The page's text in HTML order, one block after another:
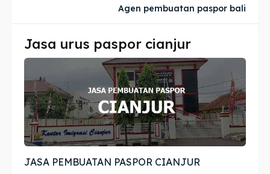
Imta
Legalisir
Apostille
Penerjemah
Asuransi
Imta
Legalisir
Apostille
Penerjemah
Asuransi
Agen pembuatan paspor bali
Jasa urus paspor cianjur
JASA PEMBUATAN PASPOR CIANJUR